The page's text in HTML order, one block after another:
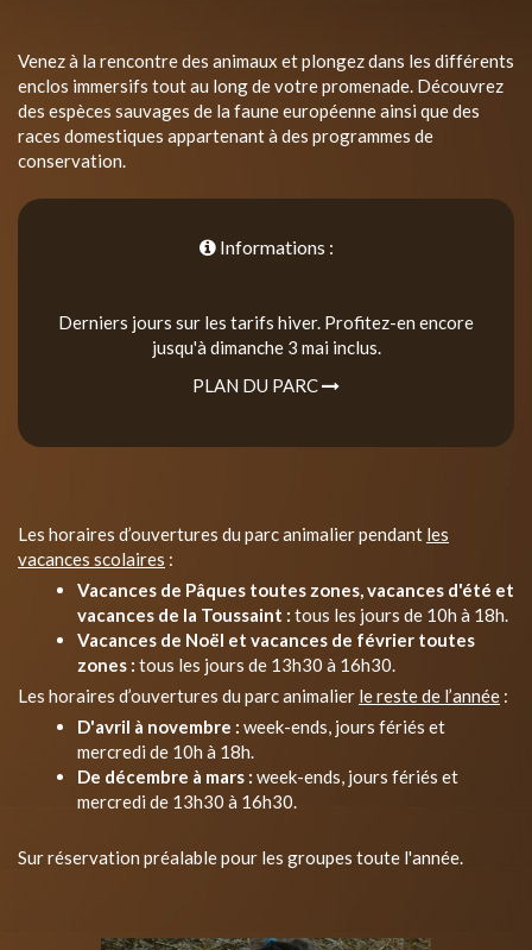
Venez à la rencontre des animaux et plongez dans les différents
enclos immersifs tout au long de votre promenade. Découvrez
des espèces sauvages de la faune européenne ainsi que des
races domestiques appartenant à des programmes de
conservation.
Informations :
Derniers jours sur les tarifs hiver. Profitez-en encore
jusqu'à dimanche 3 mai inclus.
PLAN DU PARC
Les horaires d’ouvertures du parc animalier pendant les
vacances scolaires :
Vacances de Pâques toutes zones, vacances d'été et
vacances de la Toussaint : tous les jours de 10h à 18h.
Vacances de Noël et vacances de février toutes
zones : tous les jours de 13h30 à 16h30.
Les horaires d’ouvertures du parc animalier le reste de l’année :
D'avril à novembre : week-ends, jours fériés et
mercredi de 10h à 18h.
De décembre à mars : week-ends, jours fériés et
mercredi de 13h30 à 16h30.
Sur réservation préalable pour les groupes toute l'année.